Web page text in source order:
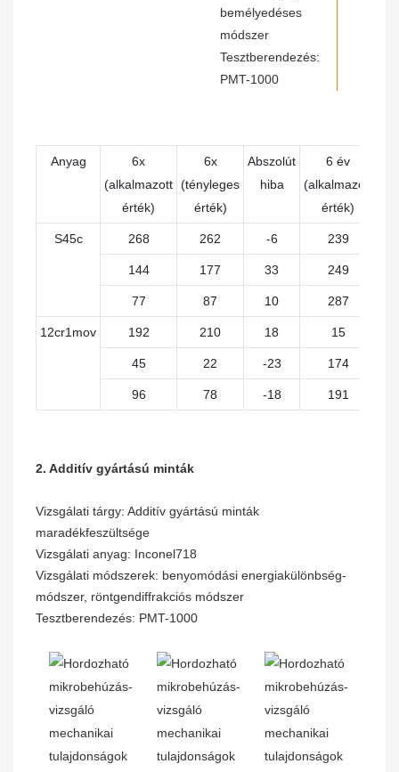
bemélyedéses
módszer
Tesztberendezés:
PMT-1000
Anyag
6x
(alkalmazott
érték)
6x
(tényleges
érték)
Abszolút
hiba
6 év
(alkalmazott
érték)
S45c 268 262 -6 239
144 177 33 249
77 87 10 287
12cr1mov 192 210 18 15
45 22 -23 174
96 78 -18 191
2. Additív gyártású minták
Vizsgálati tárgy: Additív gyártású minták
maradékfeszültsége
Vizsgálati anyag: Inconel718
Vizsgálati módszerek: benyomódási energiakülönbség-
módszer, röntgendiffrakciós módszer
Tesztberendezés: PMT-1000